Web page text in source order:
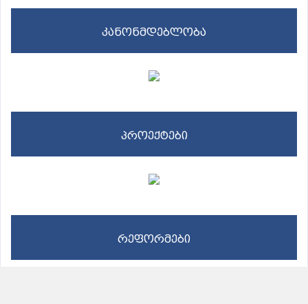
კანონმდებლობა
პროექტები
რეფორმები